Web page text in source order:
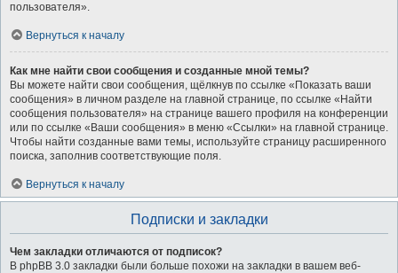
пользователя».
Вернуться к началу
Как мне найти свои сообщения и созданные мной темы?
Вы можете найти свои сообщения, щёлкнув по ссылке «Показать ваши
сообщения» в личном разделе на главной странице, по ссылке «Найти
сообщения пользователя» на странице вашего профиля на конференции
или по ссылке «Ваши сообщения» в меню «Ссылки» на главной странице.
Чтобы найти созданные вами темы, используйте страницу расширенного
поиска, заполнив соответствующие поля.
Вернуться к началу
Подписки и закладки
Чем закладки отличаются от подписок?
В phpBB 3.0 закладки были больше похожи на закладки в вашем веб-